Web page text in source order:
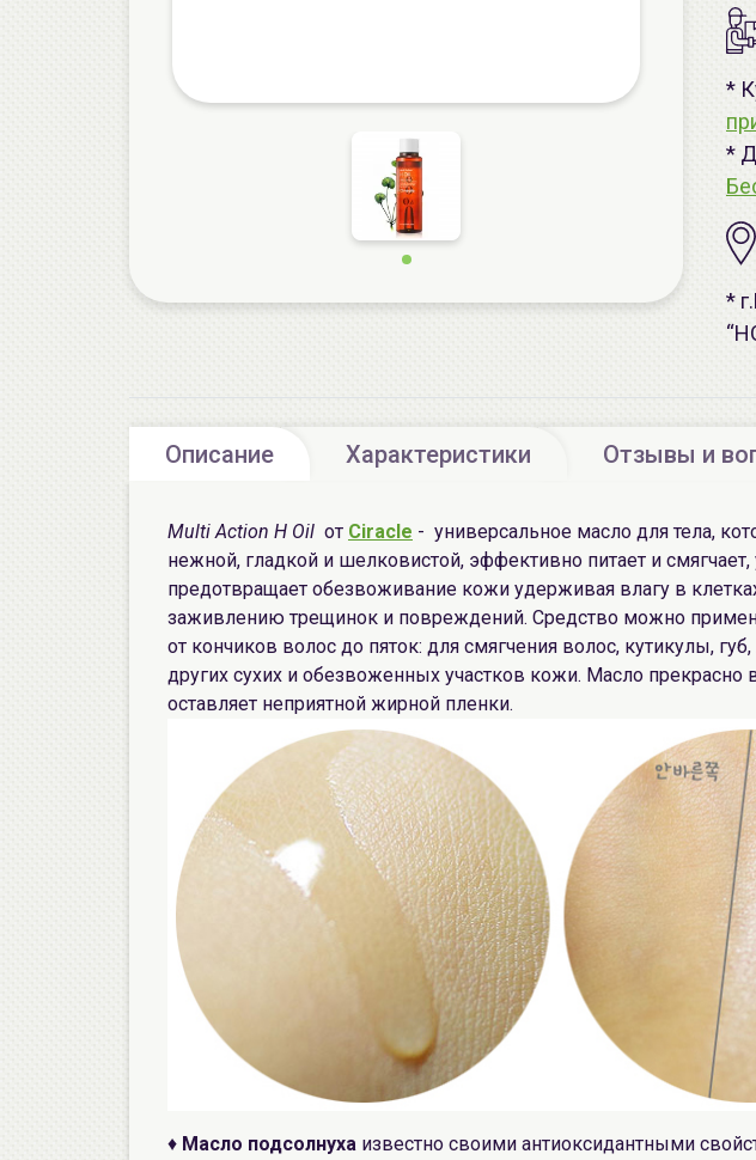
*
*
*
Описание Характеристики Отзывы и
Multi Action H Oil от Ciracle - универсальное масло для тела,
нежной, гладкой и шелковистой, эффективно питает и
предотвращает обезвоживание кожи удерживая влагу в
заживлению трещинок и повреждений. Средство можно
от кончиков волос до пяток: для смягчения волос, кутикулы,
других сухих и обезвоженных участков кожи. Масло прекрасно
оставляет неприятной жирной пленки.
♦ Масло подсолнуха известно своими антиоксидантными